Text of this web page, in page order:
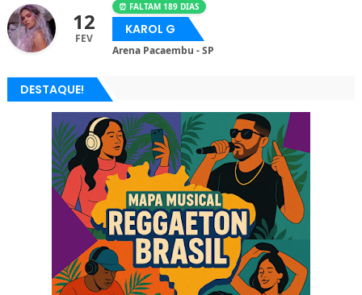
12
FEV
⏰ FALTAM 189 DIAS
KAROL G
Arena Pacaembu - SP
DESTAQUE!